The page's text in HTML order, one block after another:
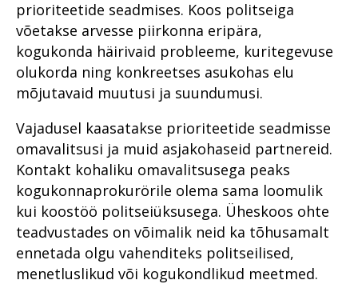
Im memoriam Alar Kirs
kriminaalmenetluses?
Tugevatoimelised uimastid
Vahistamine ja
konfiskeerimine
aastal 2022
2021
Teekond prokuratuuris -
hakkajast praktikandist
kogemustega
ringkonnaprokuröriks.
Intervjuu Liisa Nuudiga
Tugevatoimelised uimastid
Vahistamine ja
konfiskeerimine
Viru ringkonnaprokuratuur
aastal 2021
Prokuratuuri infosüsteemi
uuendus PRIS3
Prokuratuuris töötamisest
Prokuratuur tunnustab
Mälestused Eurojusti tööst
2004–2019
Peaprokuröri pöördumine
Prokuratuuri aasta numbrites
Põhja Ringkonnaprokuratuur
Viru Ringkonnaprokuratuur
Lääne Ringkonnaprokuratuur
Lõuna Ringkonnaprokuratuur
Kuritegevuse vastased
prioriteedid
Rahvusvaheline koostöö
Siseriiklik koostöö võrgustike
raames
prioriteetide seadmises. Koos politseiga
võetakse arvesse piirkonna eripära,
kogukonda häirivaid probleeme, kuritegevuse
olukorda ning konkreetses asukohas elu
mõjutavaid muutusi ja suundumusi.
Vajadusel kaasatakse prioriteetide seadmisse
omavalitsusi ja muid asjakohaseid partnereid.
Kontakt kohaliku omavalitsusega peaks
kogukonnaprokurörile olema sama loomulik
kui koostöö politseiüksusega. Üheskoos ohte
teadvustades on võimalik neid ka tõhusamalt
ennetada olgu vahenditeks politseilised,
menetluslikud või kogukondlikud meetmed.